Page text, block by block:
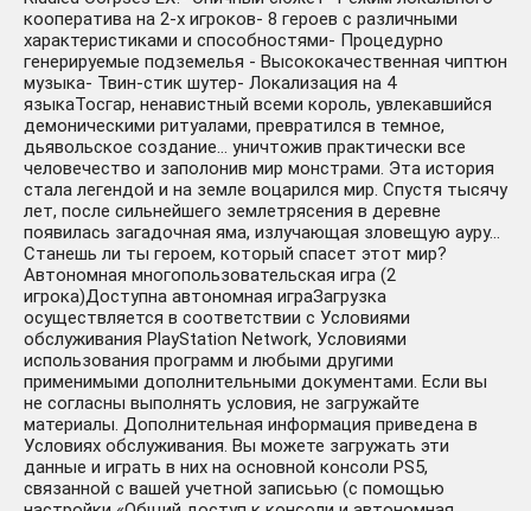
кооператива на 2-х игроков- 8 героев с различными
характеристиками и способностями- Процедурно
генерируемые подземелья - Высококачественная чиптюн
музыка- Твин-стик шутер- Локализация на 4
языкаТосгар, ненавистный всеми король, увлекавшийся
демоническими ритуалами, превратился в темное,
дьявольское создание… уничтожив практически все
человечество и заполонив мир монстрами. Эта история
стала легендой и на земле воцарился мир. Спустя тысячу
лет, после сильнейшего землетрясения в деревне
появилась загадочная яма, излучающая зловещую ауру…
Станешь ли ты героем, который спасет этот мир?
Автономная многопользовательская игра (2
игрока)Доступна автономная играЗагрузка
осуществляется в соответствии с Условиями
обслуживания PlayStation Network, Условиями
использования программ и любыми другими
применимыми дополнительными документами. Если вы
не согласны выполнять условия, не загружайте
материалы. Дополнительная информация приведена в
Условиях обслуживания. Вы можете загружать эти
данные и играть в них на основной консоли PS5,
связанной с вашей учетной записьью (с помощью